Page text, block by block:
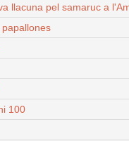
llacuna pel samaruc a
100